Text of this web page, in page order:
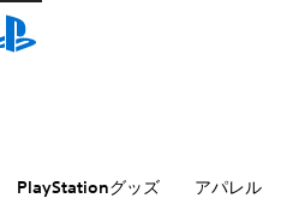
PlayStationグッズ アパレル